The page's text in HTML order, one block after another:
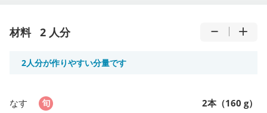
材料 2 人分
2人分が作りやすい分量です
なす 2本（160 g）